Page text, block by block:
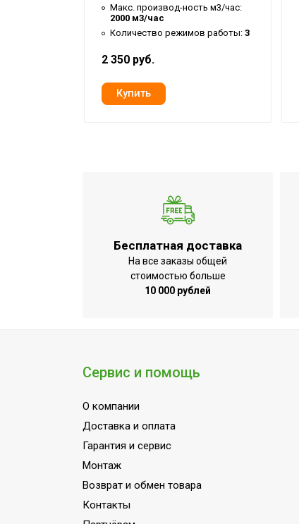
Макс. производ-ность м3/час:
2000 м3/час
Количество режимов работы: 3
2 350 руб.
Бесплатная доставка
На все заказы общей
стоимостью больше
10 000 рублей
Сервис и помощь
О компании
Доставка и оплата
Гарантия и сервис
Монтаж
Возврат и обмен товара
Контакты